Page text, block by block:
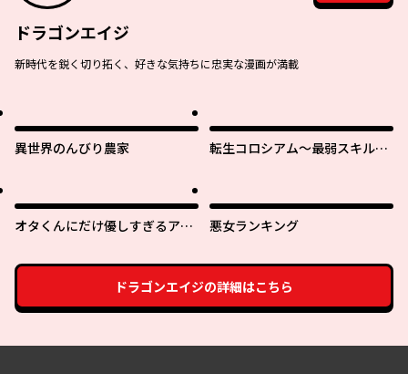
ドラゴンエイジ
新時代を鋭く切り拓く、好きな気持ちに忠実な漫画が満載
異世界のんびり農家
転生コロシアム～最弱スキルで
オタくんにだけ優しすぎるアヤ
悪女ランキング
ドラゴンエイジの詳細はこちら